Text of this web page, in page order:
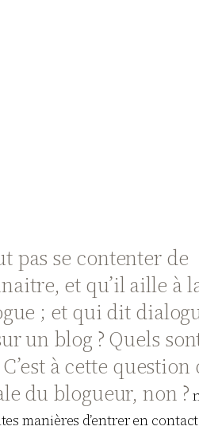
pas se contenter de
et qu’il aille à
; et qui dit
un blog ? Quels
à cette question
du blogueur, non ?
manières d’entrer en